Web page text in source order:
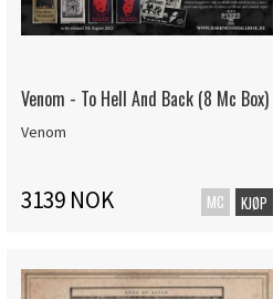
Venom - To Hell And Back (8 Mc Box)
Venom
3139 NOK MC KJØP